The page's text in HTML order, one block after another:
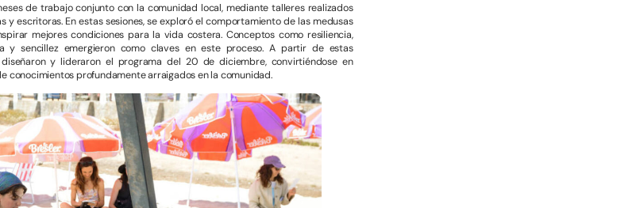
de trabajo conjunto con la comunidad local, mediante talleres realizados
y escritoras. En estas sesiones, se exploró el comportamiento de las medusas
mejores condiciones para la vida costera. Conceptos como resiliencia,
y sencillez emergieron como claves en este proceso. A partir de estas
y lideraron el programa del 20 de diciembre, convirtiéndose en
conocimientos profundamente arraigados en la comunidad.